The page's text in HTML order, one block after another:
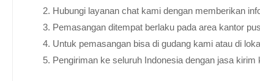
Hubungi layanan chat kami dengan memberikan
Pemasangan ditempat berlaku pada area kantor
Untuk pemasangan bisa di gudang kami atau di
Pengiriman ke seluruh Indonesia dengan jasa